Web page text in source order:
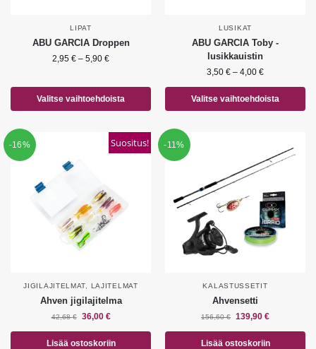
LIPAT
ABU GARCIA Droppen
2,95 € – 5,90 €
Valitse vaihtoehdoista
LUSIKAT
ABU GARCIA Toby -
lusikkauistin
3,50 € – 4,00 €
Valitse vaihtoehdoista
-16% Suositus!
JIGILAJITELMAT LAJITELMAT
Ahven jigilajitelma
42,68€ 36,00 €
Lisää ostoskoriin
-11%
KALASTUSSETIT
Ahvensetti
156,60€ 139,90 €
Lisää ostoskoriin